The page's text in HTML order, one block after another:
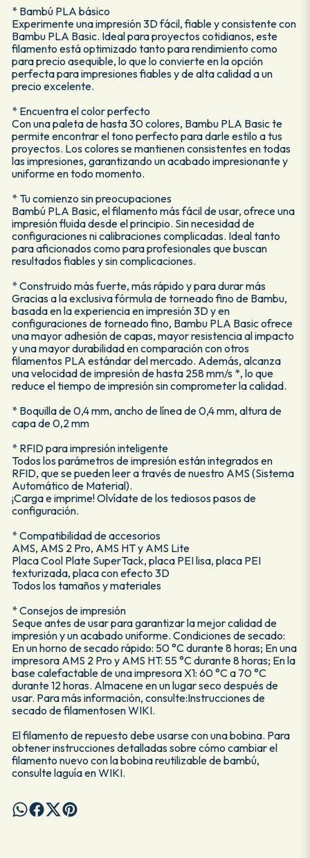
* Bambú PLA básico
Experimente una impresión 3D fácil, fiable y consistente con
Bambu PLA Basic. Ideal para proyectos cotidianos, este
filamento está optimizado tanto para rendimiento como
para precio asequible, lo que lo convierte en la opción
perfecta para impresiones fiables y de alta calidad a un
precio excelente.
* Encuentra el color perfecto
Con una paleta de hasta 30 colores, Bambu PLA Basic te
permite encontrar el tono perfecto para darle estilo a tus
proyectos. Los colores se mantienen consistentes en todas
las impresiones, garantizando un acabado impresionante y
uniforme en todo momento.
* Tu comienzo sin preocupaciones
Bambú PLA Basic, el filamento más fácil de usar, ofrece una
impresión fluida desde el principio. Sin necesidad de
configuraciones ni calibraciones complicadas. Ideal tanto
para aficionados como para profesionales que buscan
resultados fiables y sin complicaciones.
* Construido más fuerte, más rápido y para durar más
Gracias a la exclusiva fórmula de torneado fino de Bambu,
basada en la experiencia en impresión 3D y en
configuraciones de torneado fino, Bambu PLA Basic ofrece
una mayor adhesión de capas, mayor resistencia al impacto
y una mayor durabilidad en comparación con otros
filamentos PLA estándar del mercado. Además, alcanza
una velocidad de impresión de hasta 258 mm/s *, lo que
reduce el tiempo de impresión sin comprometer la calidad.
* Boquilla de 0,4 mm, ancho de línea de 0,4 mm, altura de
capa de 0,2 mm
* RFID para impresión inteligente
Todos los parámetros de impresión están integrados en
RFID, que se pueden leer a través de nuestro AMS (Sistema
Automático de Material).
¡Carga e imprime! Olvídate de los tediosos pasos de
configuración.
* Compatibilidad de accesorios
AMS, AMS 2 Pro, AMS HT y AMS Lite
Placa Cool Plate SuperTack, placa PEI lisa, placa PEI
texturizada, placa con efecto 3D
Todos los tamaños y materiales
* Consejos de impresión
Seque antes de usar para garantizar la mejor calidad de
impresión y un acabado uniforme. Condiciones de secado:
En un horno de secado rápido: 50 °C durante 8 horas; En una
impresora AMS 2 Pro y AMS HT: 55 °C durante 8 horas; En la
base calefactable de una impresora X1: 60 °C a 70 °C
durante 12 horas. Almacene en un lugar seco después de
usar. Para más información, consulte:Instrucciones de
secado de filamentosen WIKI.
El filamento de repuesto debe usarse con una bobina. Para
obtener instrucciones detalladas sobre cómo cambiar el
filamento nuevo con la bobina reutilizable de bambú,
consulte laguía en WIKI.